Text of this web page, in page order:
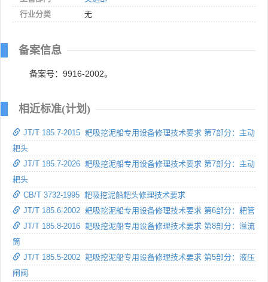
行业分类
无
备案信息
备案号：9916-2002。
相近标准(计划)
JT/T 185.7-2015 耙吸挖泥船专用设备修理技术要求 第7部分：主动
耙头
JT/T 185.7-2026 耙吸挖泥船专用设备修理技术要求 第7部分：主动
耙头
CB/T 3732-1995 耙吸挖泥船耙头修理技术要求
JT/T 185.6-2002 耙吸挖泥船专用设备修理技术要求 第6部分：耙管
JT/T 185.8-2016 耙吸挖泥船专用设备修理技术要求 第8部分：溢流
筒
JT/T 185.5-2002 耙吸挖泥船专用设备修理技术要求 第5部分：液压
闸阀